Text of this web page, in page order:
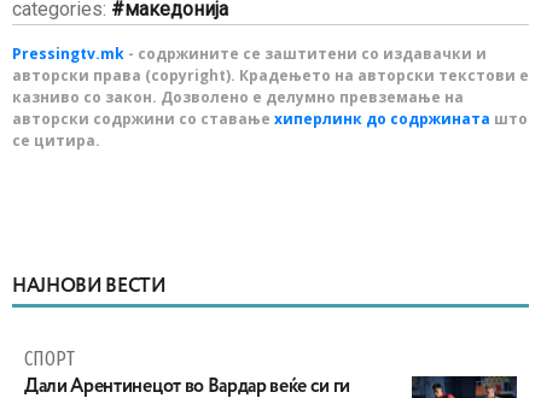
categories: македонија
Pressingtv.mk - содржините се заштитени со издавачки и
авторски права (copyright). Крадењето на авторски текстови е
казниво со закон. Дозволено е делумно превземање на
авторски содржини со ставање хиперлинк до содржината што
се цитира.
НАЈНОВИ ВЕСТИ
СПОРТ
Дали Арентинецот во Вардар веќе си ги